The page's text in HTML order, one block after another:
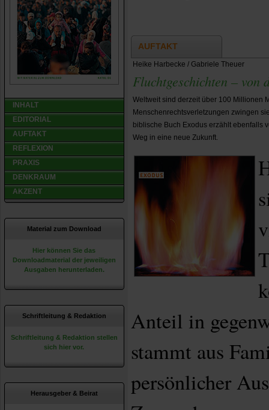
INHALT
EDITORIAL
AUFTAKT
REFLEXION
PRAXIS
DENKRAUM
AKZENT
Material zum Download
Hier können Sie das
Downloadmaterial der jeweiligen
Ausgaben herunterladen.
Schriftleitung & Redaktion
Schriftleitung & Redaktion stellen
sich hier vor.
Herausgeber & Beirat
AUFTAKT
Heike Harbecke / Gabriele Theuer
Fluchtgeschichten – von
Weltweit sind derzeit über 100 Millionen
Menschenrechtsverletzungen zwingen
biblische Buch Exodus erzählt ebenfalls
Weg in eine neue Zukunft.
Anteil in
stammt aus
persönlicher